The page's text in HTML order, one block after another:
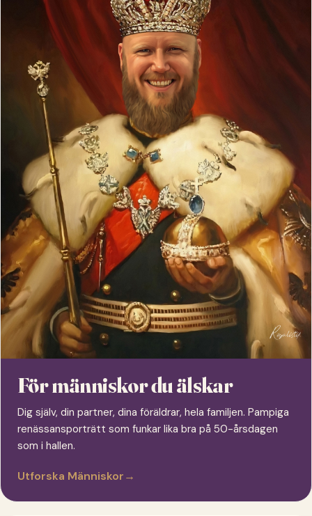
För människor du älskar
Dig själv, din partner, dina föräldrar, hela familjen. Pampiga
renässansporträtt som funkar lika bra på 50-årsdagen
som i hallen.
Utforska Människor→